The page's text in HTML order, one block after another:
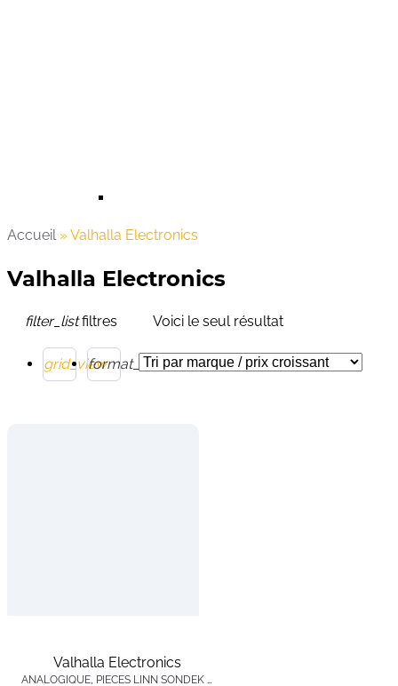
Accueil»Valhalla Electronics
Valhalla Electronics
filter_list filtres Voici le seul résultat
grid_viewformat_list_bulleted
Valhalla Electronics
ANALOGIQUE, PIÈCES LINN SONDEK LP12